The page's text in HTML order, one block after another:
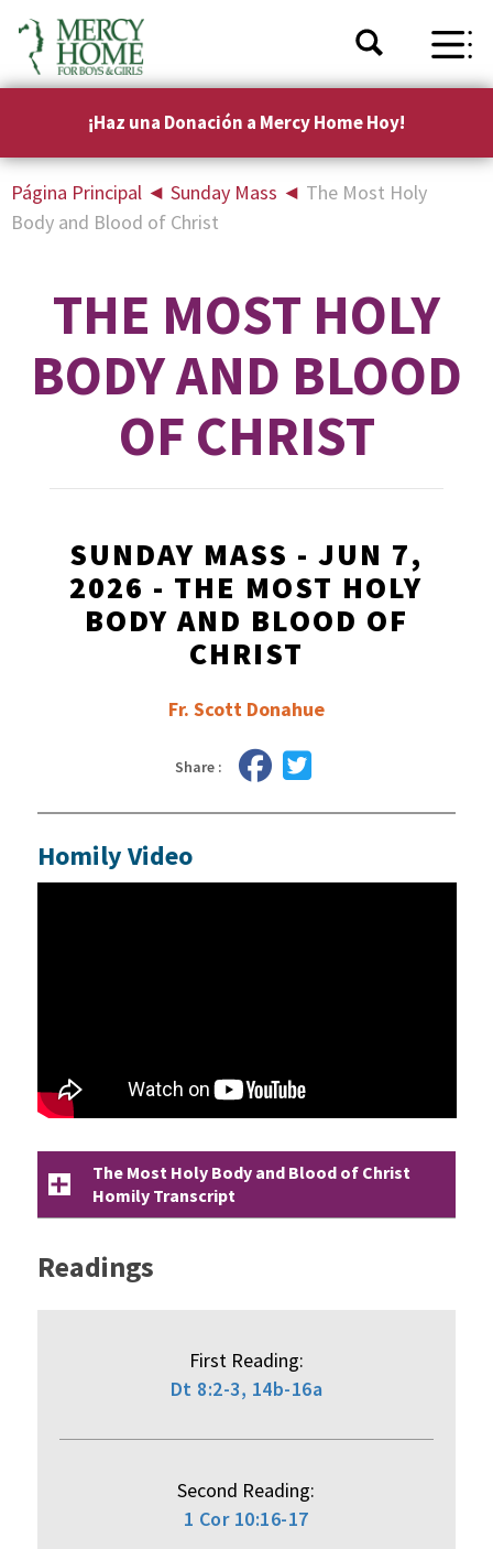
¡Haz una Donación a Mercy Home Hoy!
Página Principal ◄ Sunday Mass ◄ The Most Holy
Body and Blood of Christ
THE MOST HOLY
BODY AND BLOOD
OF CHRIST
SUNDAY MASS - JUN 7,
2026 - THE MOST HOLY
BODY AND BLOOD OF
CHRIST
Fr. Scott Donahue
Share :
Homily Video
The Most Holy Body and Blood of Christ
Homily Transcript
Readings
First Reading:
Dt 8:2-3, 14b-16a
Second Reading:
1 Cor 10:16-17